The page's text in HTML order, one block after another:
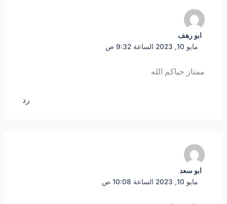
ابو رهف
مايو 10, 2023 الساعة 9:32 ص
ممتاز حياكم الله
رد
ابو سعد
مايو 10, 2023 الساعة 10:08 ص